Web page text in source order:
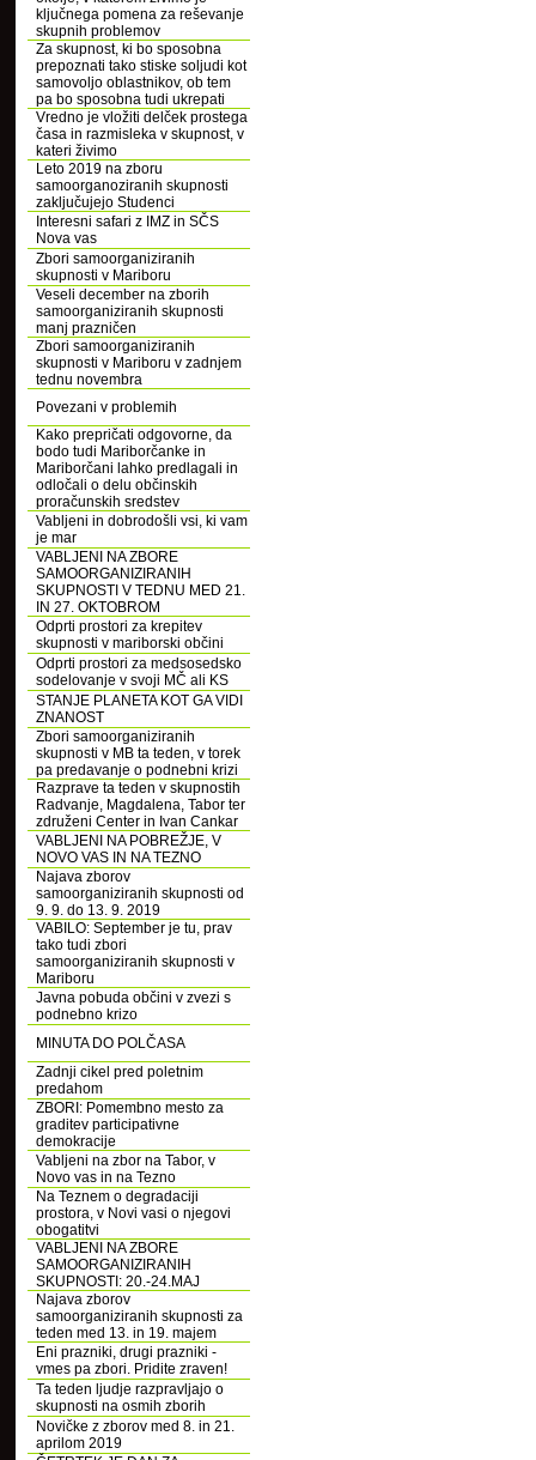
ključnega pomena za reševanje
skupnih problemov
Za skupnost, ki bo sposobna
prepoznati tako stiske soljudi kot
samovoljo oblastnikov, ob tem
pa bo sposobna tudi ukrepati
Vredno je vložiti delček prostega
časa in razmisleka v skupnost, v
kateri živimo
Leto 2019 na zboru
samoorganoziranih skupnosti
zaključujejo Studenci
Interesni safari z IMZ in SČS
Nova vas
Zbori samoorganiziranih
skupnosti v Mariboru
Veseli december na zborih
samoorganiziranih skupnosti
manj prazničen
Zbori samoorganiziranih
skupnosti v Mariboru v zadnjem
tednu novembra
Povezani v problemih
Kako prepričati odgovorne, da
bodo tudi Mariborčanke in
Mariborčani lahko predlagali in
odločali o delu občinskih
proračunskih sredstev
Vabljeni in dobrodošli vsi, ki vam
je mar
VABLJENI NA ZBORE
SAMOORGANIZIRANIH
SKUPNOSTI V TEDNU MED 21.
IN 27. OKTOBROM
Odprti prostori za krepitev
skupnosti v mariborski občini
Odprti prostori za medsosedsko
sodelovanje v svoji MČ ali KS
STANJE PLANETA KOT GA VIDI
ZNANOST
Zbori samoorganiziranih
skupnosti v MB ta teden, v torek
pa predavanje o podnebni krizi
Razprave ta teden v skupnostih
Radvanje, Magdalena, Tabor ter
združeni Center in Ivan Cankar
VABLJENI NA POBREŽJE, V
NOVO VAS IN NA TEZNO
Najava zborov
samoorganiziranih skupnosti od
9. 9. do 13. 9. 2019
VABILO: September je tu, prav
tako tudi zbori
samoorganiziranih skupnosti v
Mariboru
Javna pobuda občini v zvezi s
podnebno krizo
MINUTA DO POLČASA
Zadnji cikel pred poletnim
predahom
ZBORI: Pomembno mesto za
graditev participativne
demokracije
Vabljeni na zbor na Tabor, v
Novo vas in na Tezno
Na Teznem o degradaciji
prostora, v Novi vasi o njegovi
obogatitvi
VABLJENI NA ZBORE
SAMOORGANIZIRANIH
SKUPNOSTI: 20.-24.MAJ
Najava zborov
samoorganiziranih skupnosti za
teden med 13. in 19. majem
Eni prazniki, drugi prazniki -
vmes pa zbori. Pridite zraven!
Ta teden ljudje razpravljajo o
skupnosti na osmih zborih
Novičke z zborov med 8. in 21.
aprilom 2019